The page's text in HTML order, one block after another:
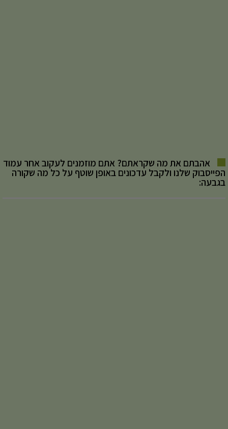
אהבתם את מה שקראתם? אתם מוזמנים לעקוב אחר עמוד
הפייסבוק שלנו ולקבל עדכונים באופן שוטף על כל מה שקורה
בגבעה: